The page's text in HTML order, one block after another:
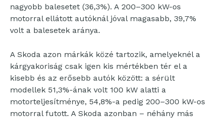
nagyobb balesetet (36,3%). A 200–300 kW-os
motorral ellátott autóknál jóval magasabb, 39,7%
volt a balesetek aránya.
A Skoda azon márkák közé tartozik, amelyeknél a
kárgyakoriság csak igen kis mértékben tér el a
kisebb és az erősebb autók között: a sérült
modellek 51,3%-ának volt 100 kW alatti a
motorteljesítménye, 54,8%-a pedig 200–300 kW-os
motorral futott. A Skoda azonban – néhány más